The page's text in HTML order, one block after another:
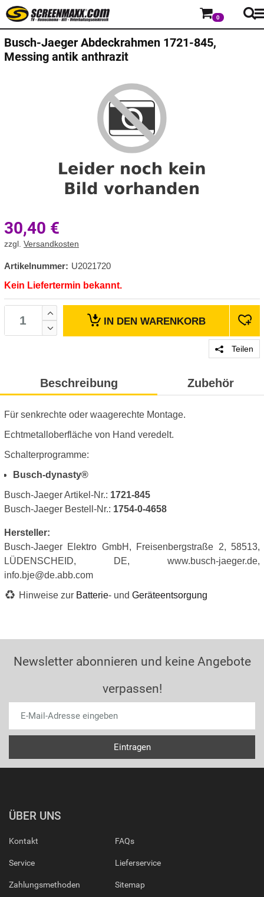
0
Busch-Jaeger Abdeckrahmen 1721-845,
Messing antik anthrazit
30,40 €
zzgl. Versandkosten
Artikelnummer: U2021720
Kein Liefertermin bekannt.
IN DEN WARENKORB
Teilen
Beschreibung Zubehör
Für senkrechte oder waagerechte Montage.
Echtmetalloberfläche von Hand veredelt.
Schalterprogramme:
Busch-dynasty®
Busch-Jaeger Artikel-Nr.: 1721-845
Busch-Jaeger Bestell-Nr.: 1754-0-4658
Hersteller:
Busch-Jaeger Elektro GmbH, Freisenbergstraße 2, 58513,
LÜDENSCHEID, DE, www.busch-jaeger.de,
info.bje@de.abb.com
Hinweise zur Batterie- und Geräteentsorgung
Newsletter abonnieren und keine Angebote
verpassen!
ÜBER UNS
Kontakt
Service
Zahlungsmethoden
FAQs
Lieferservice
Sitemap